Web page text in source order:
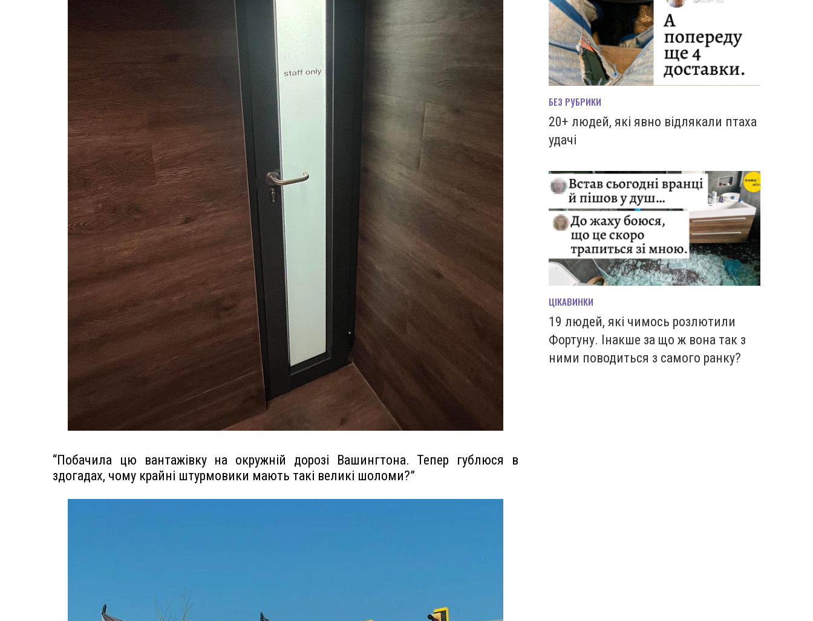
“Побачила цю вантажівку на окружній дорозі Вашингтона. Тепер гублюся в
здогадах, чому крайні штурмовики мають такі великі шоломи?”
БЕЗ РУБРИКИ
20+ людей, які явно відлякали птаха
удачі
ЦІКАВИНКИ
19 людей, які чимось розлютили
Фортуну. Інакше за що ж вона так з
ними поводиться з самого ранку?